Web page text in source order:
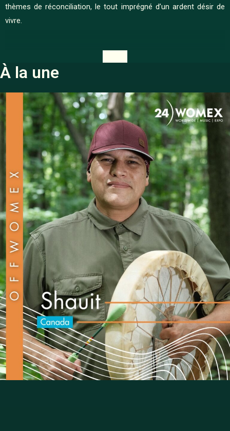
thèmes de réconciliation, le tout imprégné d’un ardent désir de
vivre.
À la une